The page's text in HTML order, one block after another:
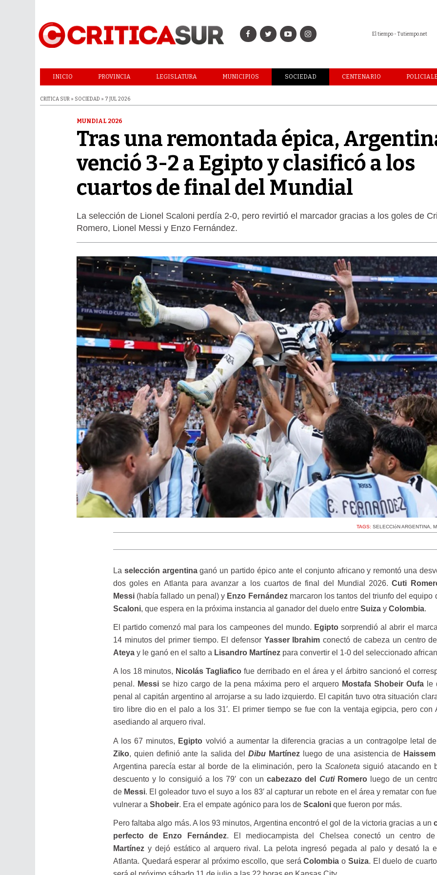
El tiempo - Tutiempo.net
INICIO PROVINCIA LEGISLATURA MUNICIPIOS SOCIEDAD CENTENARIO
CRITICA SUR » SOCIEDAD » 7 JUL 2026
MUNDIAL 2026
Tras una remontada épica,
venció 3-2 a Egipto y clasificó a los
cuartos de final del Mundial
La selección de Lionel Scaloni perdía 2-0, pero revirtió el marcador gracias a los goles de
Romero, Lionel Messi y Enzo Fernández.
TAGS:SELECCIóN ARGENTINA ,
La selección argentinaganó un partido épico ante el conjunto africano y remontó una
dos goles en Atlanta para avanzar a los cuartos de final del Mundial 2026. Cuti
Messi(había fallado un penal) y Enzo Fernándezmarcaron los tantos del triunfo del equipo
Scaloni, que espera en la próxima instancia al ganador del duelo entre Suiza y Colombia.
El partido comenzó mal para los campeones del mundo. Egiptosorprendió al abrir el
14 minutos del primer tiempo. El defensor Yasser Ibrahim conectó de cabeza un centro de
Ateyay le ganó en el salto a Lisandro Martínezpara convertir el 1-0 del seleccionado
A los 18 minutos, Nicolás Tagliafico fue derribado en el área y el árbitro sancionó el
penal. Messi se hizo cargo de la pena máxima pero el arquero Mostafa Shobeir Oufa le
penal al capitán argentino al arrojarse a su lado izquierdo. El capitán tuvo otra situación
tiro libre dio en el palo a los 31′. El primer tiempo se fue con la ventaja egipcia, pero con
asediando al arquero rival.
A los 67 minutos, Egipto volvió a aumentar la diferencia gracias a un contragolpe letal de
Ziko, quien definió ante la salida del Dibu Martínez luego de una asistencia de
Argentina parecía estar al borde de la eliminación, pero laScalonetasiguió atacando en
descuento y lo consiguió a los 79′ con uncabezazo del Cuti Romeroluego de un
de Messi. El goleador tuvo el suyo a los 83′ al capturar un rebote en el área y rematar con
vulnerar a Shobeir. Era el empate agónico para los de Scaloni que fueron por más.
Pero faltaba algo más. A los 93 minutos, Argentina encontró el gol de la victoria gracias a un
perfecto de Enzo Fernández. El mediocampista del Chelsea conectó un centro de
Martínez y dejó estático al arquero rival. La pelota ingresó pegada al palo y desató la
Atlanta. Quedará esperar al próximo escollo, que seráColombiao Suiza. El duelo de
LAGARTIJA MAGALLÁNICA, EL
TIERRA DEL FUEGO